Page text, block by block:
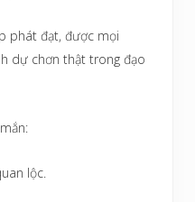
phát đạt, được mọi
dự chơn thật trong đạo
lộc.